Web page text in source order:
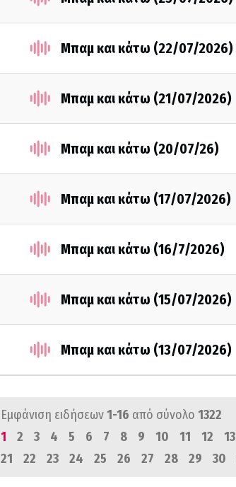
Μπαμ και κάτω (22/07/2026)
Μπαμ και κάτω (21/07/2026)
Μπαμ και κάτω (20/07/26)
Μπαμ και κάτω (17/07/2026)
Μπαμ και κάτω (16/7/2026)
Μπαμ και κάτω (15/07/2026)
Μπαμ και κάτω (13/07/2026)
Εμφάνιση ειδήσεων1-16 από σύνολο 1322
1
2 3 4 5 6 7 8 9 10 11 12 13
21
22 23 24 25 26 27 28 29 30